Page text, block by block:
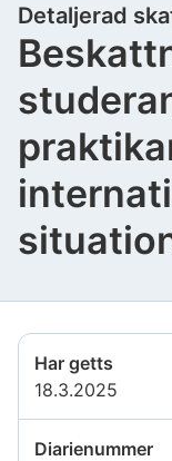
Detaljerad
Har getts
18.3.2025
Diarienummer